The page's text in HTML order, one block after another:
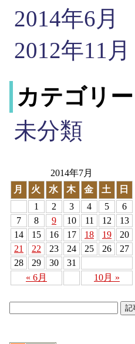
2014年6月
2012年11月
カテゴリー
未分類
2014年7月
月
火 水 木 金 土 日
« 6月 10月 »
1 2 3 4 5
6
7
8 9 10 11 12
13
14
15 16 17 18 19
20
21
22 23 24 25 26
27
28
29 30 31